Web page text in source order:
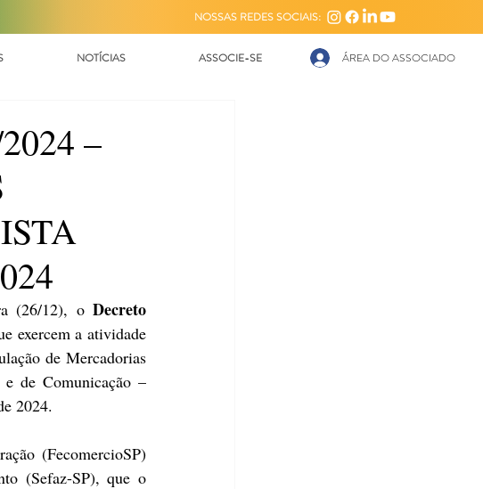
NOSSAS REDES SOCIAIS:
NOTÍCIAS ASSOCIE-SE ÁREA DO ASSOCIADO
–
(26/12), o Decreto
exercem a atividade
de Mercadorias
e de Comunicação –
2024.
(FecomercioSP)
(Sefaz-SP), que o